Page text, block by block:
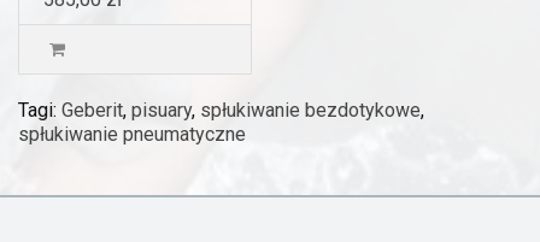
Tagi: Geberit, pisuary, spłukiwanie bezdotykowe,
spłukiwanie pneumatyczne